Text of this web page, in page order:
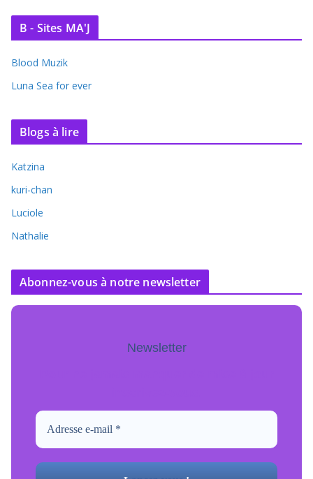
B - Sites MA'J
Blood Muzik
Luna Sea for ever
Blogs à lire
Katzina
kuri-chan
Luciole
Nathalie
Abonnez-vous à notre newsletter
Newsletter